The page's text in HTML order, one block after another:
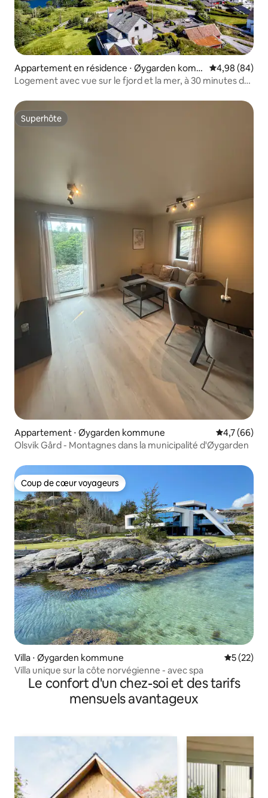
Appartement en résidence ⋅ Øygarden komm
une
Évaluation
4,98 (84)
Logement avec vue sur le fjord et la mer, à 30 minutes du
Superhôte
Superhôte
Appartement ⋅ Øygarden kommune Évaluation
4,7 (66)
Olsvik Gård - Montagnes dans la municipalité d'Øygarden
Coup de cœur voyageurs
Coup de cœur voyageurs
Villa ⋅ Øygarden kommune
5 (22)
Villa unique sur la côte norvégienne - avec spa
Le confort d'un chez-soi et des tarifs
mensuels avantageux